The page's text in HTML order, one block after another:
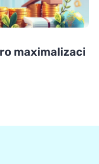
maximalizaci